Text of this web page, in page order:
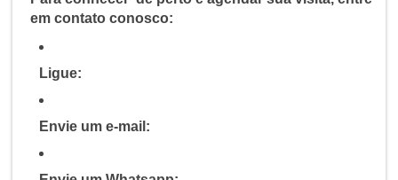
em contato conosco:
Ligue:
Envie um e-mail: